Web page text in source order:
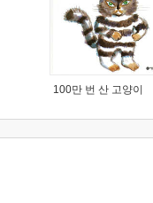
100만 번 산 고양이